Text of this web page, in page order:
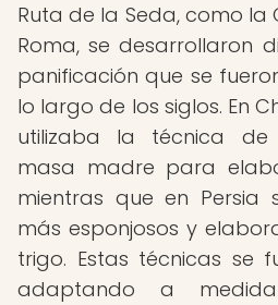
Ruta de la Seda, como la
Roma, se desarrollaron
panificación que se
lo largo de los siglos. En
utilizaba la técnica de
masa madre para
mientras que en Persia
más esponjosos y
trigo. Estas técnicas se
adaptando a